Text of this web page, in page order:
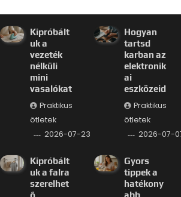
Kipróbált
uk a
vezeték
nélküli
mini
vasalókat
Praktikus
ötletek
2026-07-23
Hogyan
tartsd
karban az
elektronik
ai
eszközeid
Praktikus
ötletek
2026-07-
Kipróbált
uk a falra
szerelhet
ő
Gyors
tippek a
hatékony
abb